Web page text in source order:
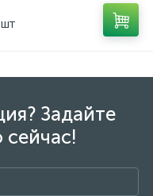
шт
Задайте